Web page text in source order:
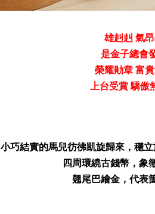
雄赳赳 氣
是金子總會
榮耀勛章 富
上台受賞 驕傲
小巧結實的馬兒彷彿凱旋歸來，穩
四周環繞古錢幣，象
翹尾巴繪金，代表